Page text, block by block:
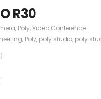
R30
, Poly,Video Conference
, Poly, poly studio, poly